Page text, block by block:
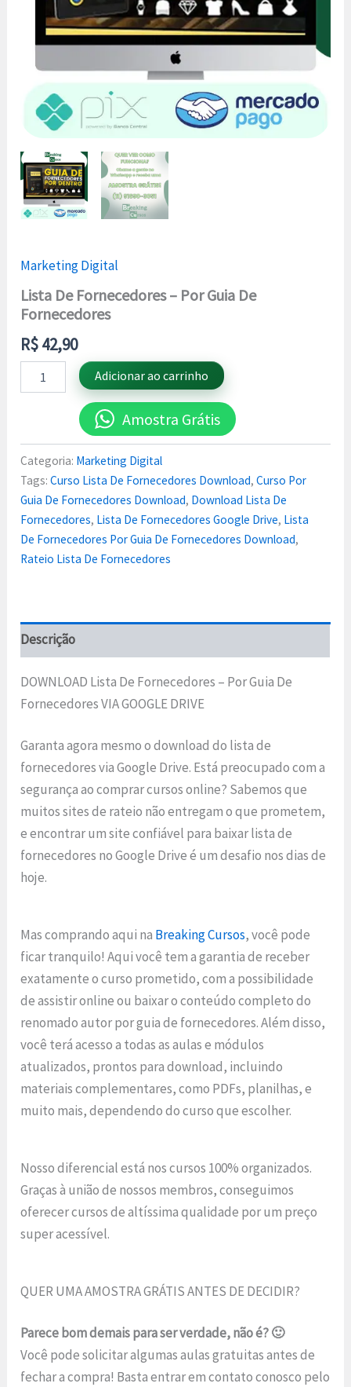
Marketing Digital
Lista De Fornecedores – Por Guia De
Fornecedores
R$42,90
Adicionar ao carrinho
Amostra Grátis
Categoria: Marketing Digital
Tags:Curso Lista De Fornecedores Download,Curso Por
Guia De Fornecedores Download, Download Lista De
Fornecedores, Lista De Fornecedores Google Drive, Lista
De Fornecedores Por Guia De Fornecedores Download,
Rateio Lista De Fornecedores
Descrição
DOWNLOAD Lista De Fornecedores – Por Guia De
Fornecedores VIA GOOGLE DRIVE
Garanta agora mesmo o download do lista de
fornecedores via Google Drive. Está preocupado com a
segurança ao comprar cursos online? Sabemos que
muitos sites de rateio não entregam o que prometem,
e encontrar um site confiável para baixar lista de
fornecedores no Google Drive é um desafio nos dias de
hoje.
Mas comprando aqui na Breaking Cursos, você pode
ficar tranquilo! Aqui você tem a garantia de receber
exatamente o curso prometido, com a possibilidade
de assistir online ou baixar o conteúdo completo do
renomado autor por guia de fornecedores. Além disso,
você terá acesso a todas as aulas e módulos
atualizados, prontos para download, incluindo
materiais complementares, como PDFs, planilhas, e
muito mais, dependendo do curso que escolher.
Nosso diferencial está nos cursos 100% organizados.
Graças à união de nossos membros, conseguimos
oferecer cursos de altíssima qualidade por um preço
super acessível.
QUER UMA AMOSTRA GRÁTIS ANTES DE DECIDIR?
Parece bom demais para ser verdade, não é? 🙂
Você pode solicitar algumas aulas gratuitas antes de
fechar a compra! Basta entrar em contato conosco pelo